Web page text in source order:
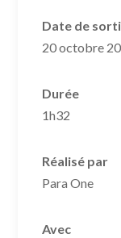
Date de
20 octobre
Durée
1h32
Réalisé par
Para One
Avec